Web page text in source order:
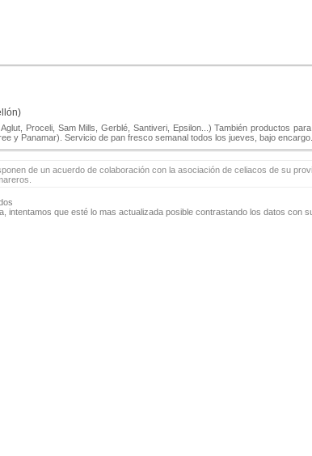
Proceli, Sam Mills, Gerblé, Santiveri, Epsilon...) También productos
y Panamar). Servicio de pan fresco semanal todos los jueves, bajo encargo.
de un acuerdo de colaboración con la asociación de celiacos de su
intentamos que esté lo mas actualizada posible contrastando los datos